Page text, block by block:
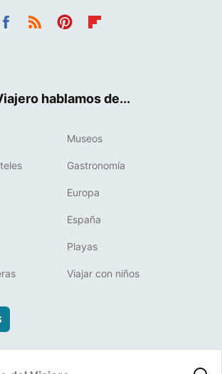
hablamos de...
Museos
Gastronomía
Europa
España
Playas
Viajar con niños